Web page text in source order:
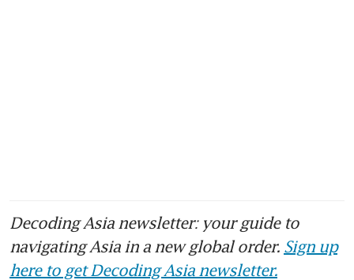
Decoding Asia newsletter: your guide to
navigating Asia in a new global order. Sign up
here to get Decoding Asia newsletter.